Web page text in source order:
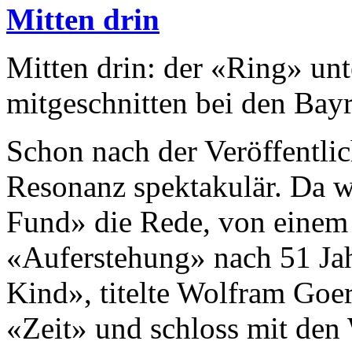
Mitten drin
Mitten drin: der «Ring»
mitgeschnitten bei den
Schon nach der
Resonanz spektakulär. Da
Fund» die Rede, von
«Auferstehung» nach 51
Kind», titelte Wolfram
«Zeit» und schloss mit